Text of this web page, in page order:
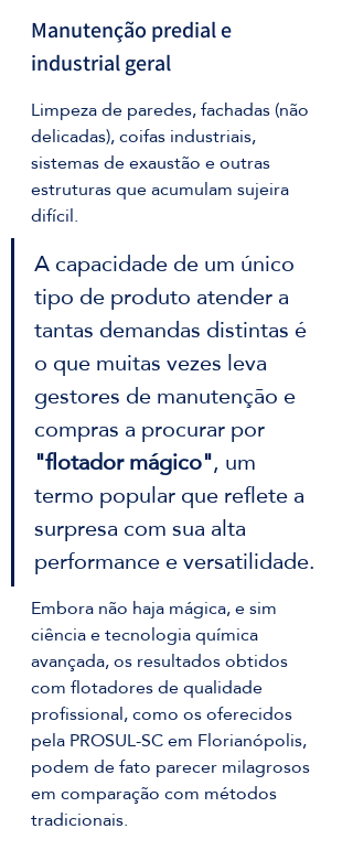
Manutenção predial e
industrial geral
Limpeza de paredes, fachadas (não
delicadas), coifas industriais,
sistemas de exaustão e outras
estruturas que acumulam sujeira
difícil.
A capacidade de um único
tipo de produto atender a
tantas demandas distintas é
o que muitas vezes leva
gestores de manutenção e
compras a procurar por
"flotador mágico", um
termo popular que reflete a
surpresa com sua alta
performance e versatilidade.
Embora não haja mágica, e sim
ciência e tecnologia química
avançada, os resultados obtidos
com flotadores de qualidade
profissional, como os oferecidos
pela PROSUL-SC em Florianópolis,
podem de fato parecer milagrosos
em comparação com métodos
tradicionais.